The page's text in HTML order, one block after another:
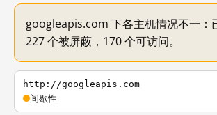
googleapis.com 下各主机情况不一：
227 个被屏蔽，170 个可访问。
http://googleapis.com
间歇性